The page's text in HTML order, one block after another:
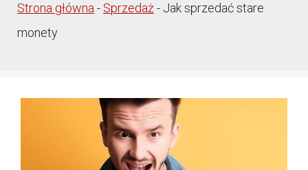
Strona główna- Sprzedaż- Jak sprzedać stare
monety